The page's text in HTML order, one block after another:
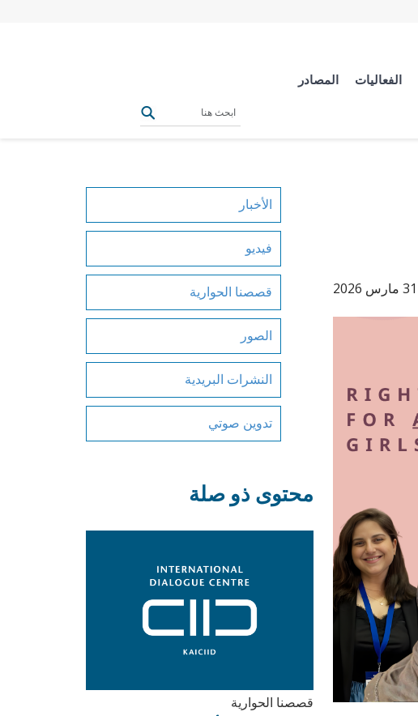
الفعاليات المصادر
31 مارس 2026
الأخبار
فيديو
قصصنا الحوارية
الصور
النشرات البريدية
تدوين صوتي
محتوى ذو صلة
قصصنا الحوارية